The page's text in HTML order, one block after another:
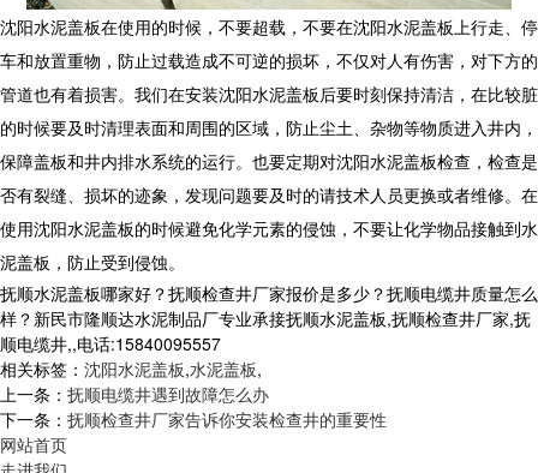
沈阳水泥盖板在使用的时候，不要超载，不要在沈阳水泥盖板上行走、停
车和放置重物，防止过载造成不可逆的损坏，不仅对人有伤害，对下方的
管道也有着损害。我们在安装沈阳水泥盖板后要时刻保持清洁，在比较脏
的时候要及时清理表面和周围的区域，防止尘土、杂物等物质进入井内，
保障盖板和井内排水系统的运行。也要定期对沈阳水泥盖板检查，检查是
否有裂缝、损坏的迹象，发现问题要及时的请技术人员更换或者维修。在
使用沈阳水泥盖板的时候避免化学元素的侵蚀，不要让化学物品接触到水
泥盖板，防止受到侵蚀。
抚顺水泥盖板哪家好？抚顺检查井厂家报价是多少？抚顺电缆井质量怎么
样？新民市隆顺达水泥制品厂专业承接抚顺水泥盖板,抚顺检查井厂家,抚
顺电缆井,,电话:15840095557
相关标签： 沈阳水泥盖板,水泥盖板,
上一条： 抚顺电缆井遇到故障怎么办
下一条： 抚顺检查井厂家告诉你安装检查井的重要性
网站首页